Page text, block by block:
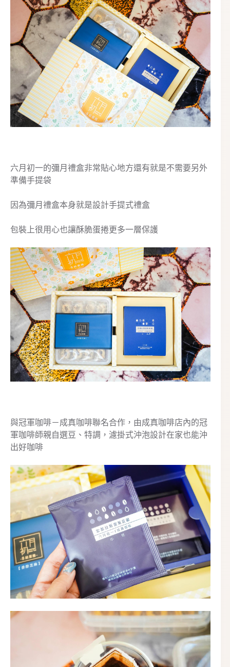
六月初一的彌月禮盒非常貼心地方還有就是不需要另外
準備手提袋
因為彌月禮盒本身就是設計手提式禮盒
包裝上很用心也讓酥脆蛋捲更多一層保護
與冠軍咖啡－成真咖啡聯名合作，由成真咖啡店內的冠
軍咖啡師親自選豆、特調，濾掛式沖泡設計在家也能沖
出好咖啡